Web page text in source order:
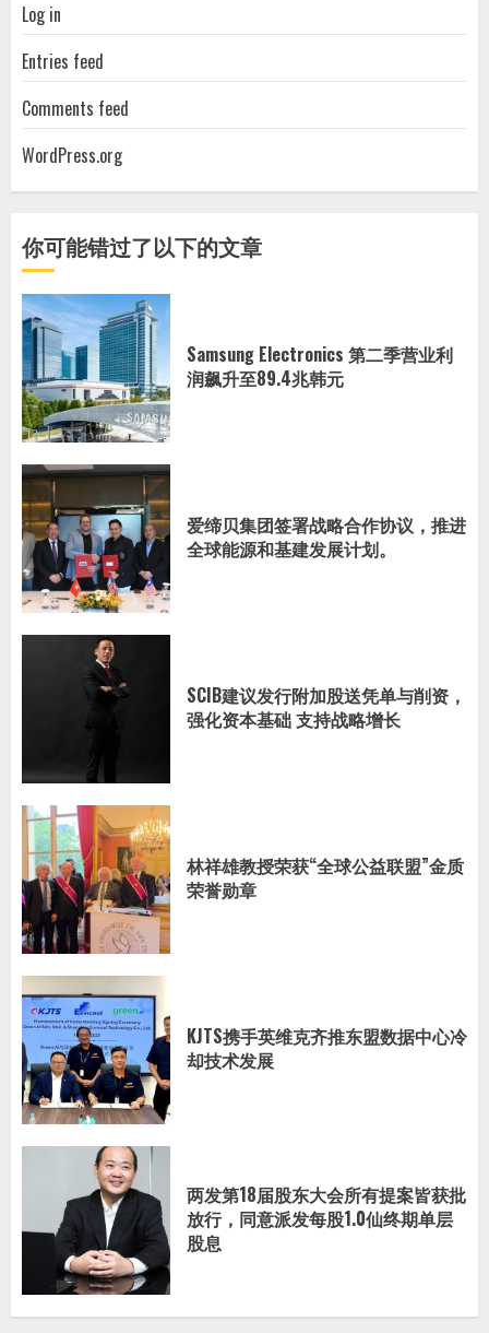
Log in
Entries feed
Comments feed
WordPress.org
你可能错过了以下的文章
Samsung Electronics 第二季营业利
润飙升至89.4兆韩元
爱缔贝集团签署战略合作协议，推进
全球能源和基建发展计划。
SCIB建议发行附加股送凭单与削资，
强化资本基础 支持战略增长
林祥雄教授荣获“全球公益联盟”金质
荣誉勋章
KJTS携手英维克齐推东盟数据中心冷
却技术发展
两发第18届股东大会所有提案皆获批
放行，同意派发每股1.0仙终期单层
股息